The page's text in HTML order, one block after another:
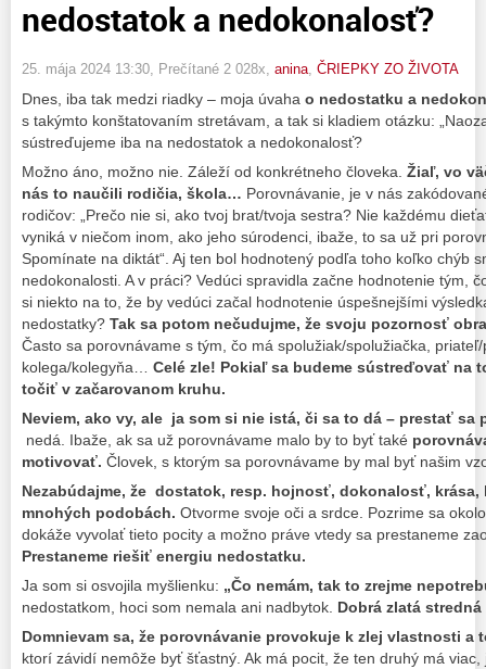
nedostatok a nedokonalosť?
25. mája 2024 13:30 , Prečítané 2 028x, anina ČRIEPKY ZO ŽIVOTA
Dnes, iba tak medzi riadky – moja úvaha o nedostatku a
s takýmto konštatovaním stretávam, a tak si kladiem otázku:
sústreďujeme iba na nedostatok a nedokonalosť?
Možno áno, možno nie. Záleží od konkrétneho človeka. Žiaľ, vo
nás to naučili rodičia, škola… Porovnávanie, je v nás
rodičov: „Prečo nie si, ako tvoj brat/tvoja sestra? Nie každému
vyniká v niečom inom, ako jeho súrodenci, ibaže, to sa už pri
Spomínate na diktát“. Aj ten bol hodnotený podľa toho koľko chýb
nedokonalosti. A v práci? Vedúci spravidla začne hodnotenie tým,
si niekto na to, že by vedúci začal hodnotenie úspešnejšími
nedostatky? Tak sa potom nečudujme, že svoju pozornosť
Často sa porovnávame s tým, čo má spolužiak/spolužiačka,
kolega/kolegyňa… Celé zle! Pokiaľ sa budeme sústreďovať na
točiť v začarovanom kruhu.
Neviem, ako vy, ale ja som si nie istá, či sa to dá – prestať sa
nedá. Ibaže, ak sa už porovnávame malo by to byť také
motivovať. Človek, s ktorým sa porovnávame by mal byť našim
Nezabúdajme, že dostatok, resp. hojnosť, dokonalosť,
mnohých podobách. Otvorme svoje oči a srdce. Pozrime sa
dokáže vyvolať tieto pocity a možno práve vtedy sa prestaneme
Prestaneme riešiť energiu nedostatku.
Ja som si osvojila myšlienku: „Čo nemám, tak to zrejme
nedostatkom, hoci som nemala ani nadbytok. Dobrá zlatá
Domnievam sa, že porovnávanie provokuje k zlej vlastnosti a
ktorí závidí nemôže byť šťastný. Ak má pocit, že ten druhý má